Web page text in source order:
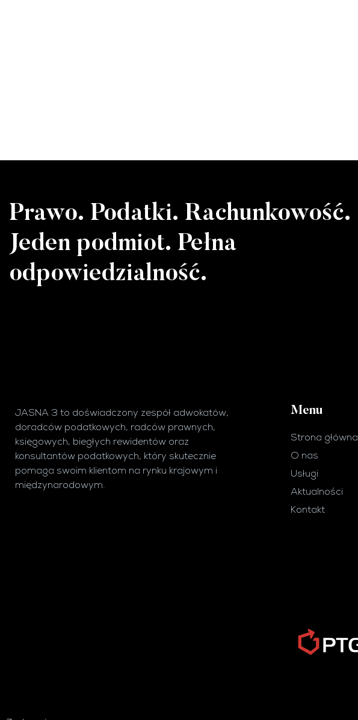
Prawo. Podatki. Rachunkowość.
Jeden podmiot. Pełna
odpowiedzialność.
JASNA 3 to doświadczony zespół adwokatów,
doradców podatkowych, radców prawnych,
księgowych, biegłych rewidentów oraz
konsultantów podatkowych, który skutecznie
pomaga swoim klientom na rynku krajowym i
międzynarodowym.
Menu
Strona główna
O nas
Usługi
Aktualności
Kontakt